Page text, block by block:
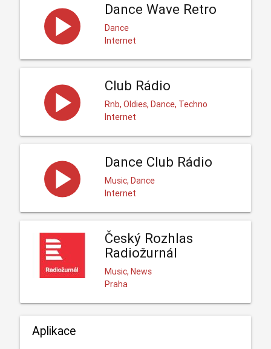
Dance Wave Retro
Dance
Internet
Club Rádio
Rnb, Oldies, Dance, Techno
Internet
Dance Club Rádio
Music, Dance
Internet
Český Rozhlas
Radiožurnál
Music, News
Praha
Aplikace